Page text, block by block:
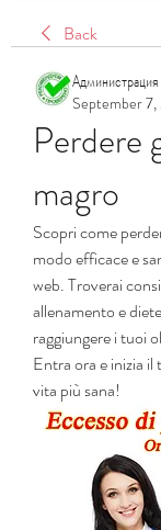
Back
September
Perdere
magro
Scopri come
modo efficace e
web. Troverai
allenamento e
raggiungere i tuoi
Entra ora e inizia
vita più sana!